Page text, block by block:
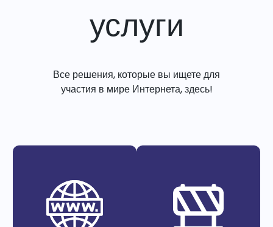
услуги
Все решения, которые вы ищете для
участия в мире Интернета, здесь!